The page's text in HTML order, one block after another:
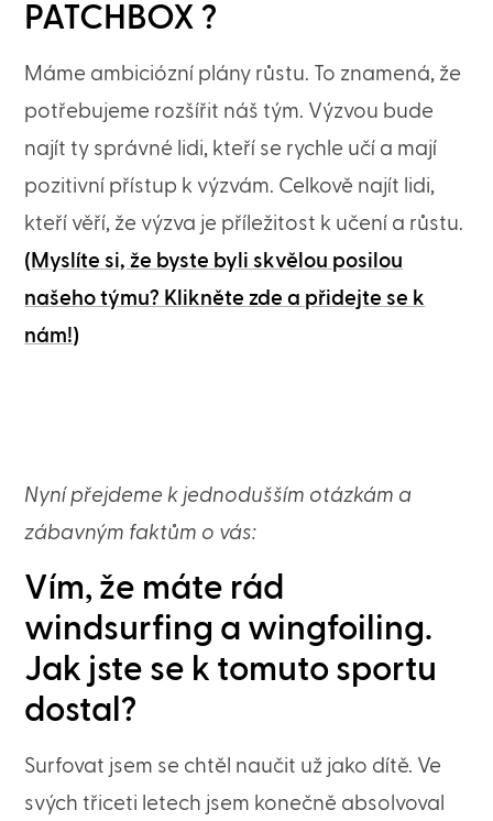
PATCHBOX ?
Máme ambiciózní plány růstu. To znamená, že
potřebujeme rozšířit náš tým. Výzvou bude
najít ty správné lidi, kteří se rychle učí a mají
pozitivní přístup k výzvám. Celkově najít lidi,
kteří věří, že výzva je příležitost k učení a růstu.
(Myslíte si, že byste byli skvělou posilou
našeho týmu? Klikněte zde a přidejte se k
nám!)
Nyní přejdeme k jednodušším otázkám a
zábavným faktům o vás:
Vím, že máte rád
windsurfing a wingfoiling.
Jak jste se k tomuto sportu
dostal?
Surfovat jsem se chtěl naučit už jako dítě. Ve
svých třiceti letech jsem konečně absolvoval